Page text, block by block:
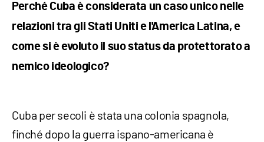
Perché Cuba è considerata un caso unico nelle
relazioni tra gli Stati Uniti e l'America Latina, e
come si è evoluto il suo status da protettorato a
nemico ideologico?
Cuba per secoli è stata una colonia spagnola,
finché dopo la guerra ispano-americana è